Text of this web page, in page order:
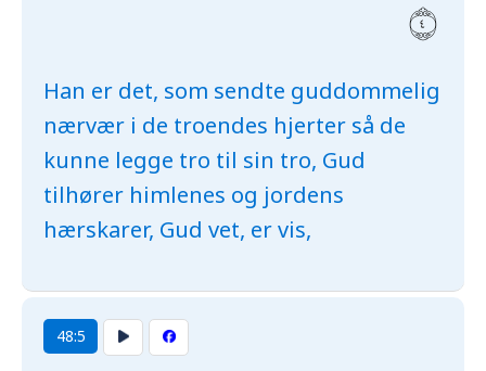
Han er det, som sendte guddommelig
nærvær i de troendes hjerter så de
kunne legge tro til sin tro, Gud
tilhører himlenes og jordens
hærskarer, Gud vet, er vis,
48:5